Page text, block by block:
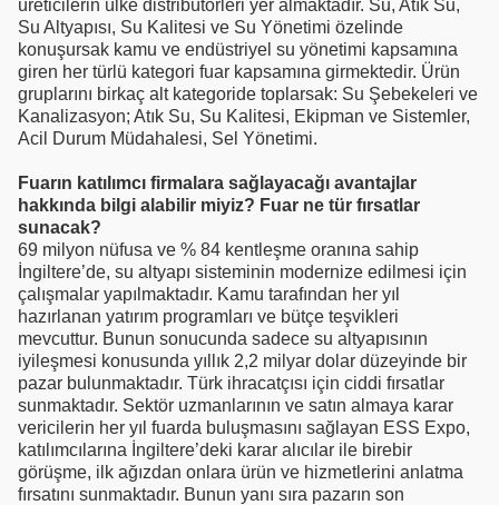
üreticilerin ülke distribütörleri yer almaktadır. Su, Atık Su,
Su Altyapısı, Su Kalitesi ve Su Yönetimi özelinde
konuşursak kamu ve endüstriyel su yönetimi kapsamına
giren her türlü kategori fuar kapsamına girmektedir. Ürün
gruplarını birkaç alt kategoride toplarsak: Su Şebekeleri ve
Kanalizasyon; Atık Su, Su Kalitesi, Ekipman ve Sistemler,
Acil Durum Müdahalesi, Sel Yönetimi.
Fuarın katılımcı firmalara sağlayacağı avantajlar
hakkında bilgi alabilir miyiz? Fuar ne tür fırsatlar
sunacak?
69 milyon nüfusa ve % 84 kentleşme oranına sahip
İngiltere’de, su altyapı sisteminin modernize edilmesi için
çalışmalar yapılmaktadır. Kamu tarafından her yıl
hazırlanan yatırım programları ve bütçe teşvikleri
mevcuttur. Bunun sonucunda sadece su altyapısının
iyileşmesi konusunda yıllık 2,2 milyar dolar düzeyinde bir
pazar bulunmaktadır. Türk ihracatçısı için ciddi fırsatlar
sunmaktadır. Sektör uzmanlarının ve satın almaya karar
vericilerin her yıl fuarda buluşmasını sağlayan ESS Expo,
katılımcılarına İngiltere’deki karar alıcılar ile birebir
görüşme, ilk ağızdan onlara ürün ve hizmetlerini anlatma
fırsatını sunmaktadır. Bunun yanı sıra pazarın son